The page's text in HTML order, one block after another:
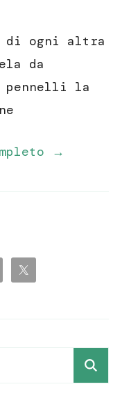
di ogni altra
da
pennelli la
→